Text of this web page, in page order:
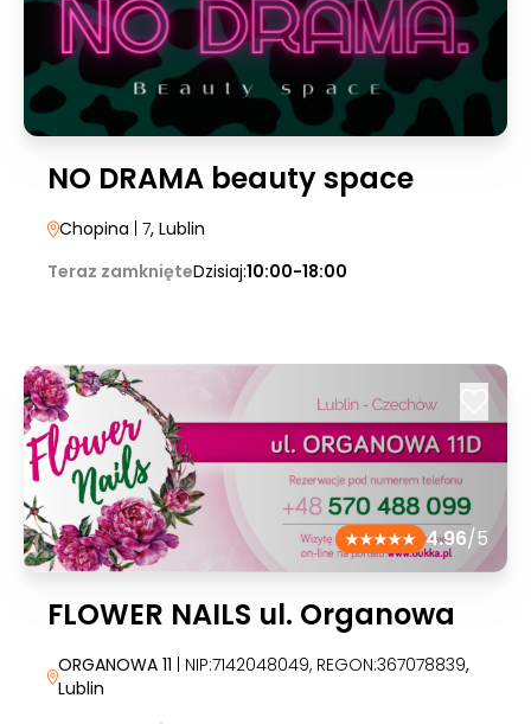
NO DRAMA beauty space
Chopina | 7, Lublin
Teraz zamknięteDzisiaj:10:00-18:00
4.96/5
FLOWER NAILS ul. Organowa
ORGANOWA 11 | NIP:7142048049, REGON:367078839,
Lublin